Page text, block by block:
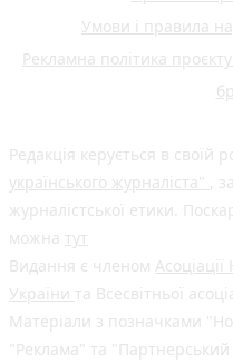
Умови і правила
Рекламна політика
Редакція керується в своїй
українського журналіста" ,
журналістської етики.
можна тут
Видання є членом
України та Всесвітньої
Матеріали з позначками
"Реклама" та "Партнерський